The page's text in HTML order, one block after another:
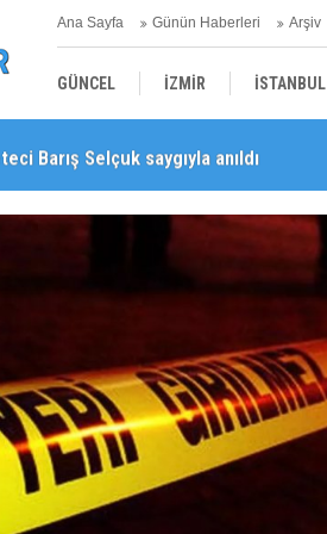
Ana Sayfa Günün Haberleri Arşiv
GÜNCEL İZMİR İSTANBUL
YEREL SAĞLIK
Barış Selçuk saygıyla anıldı